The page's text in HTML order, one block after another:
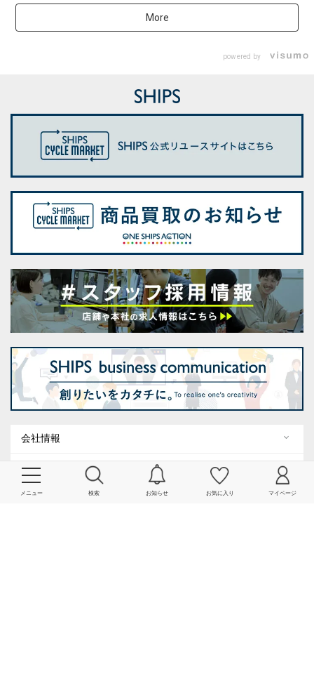
メニュー 検索 お知らせ お気に入り マイページ
More
powered by
会社情報
よくあるご質問・お問い合わせ
サービス一覧